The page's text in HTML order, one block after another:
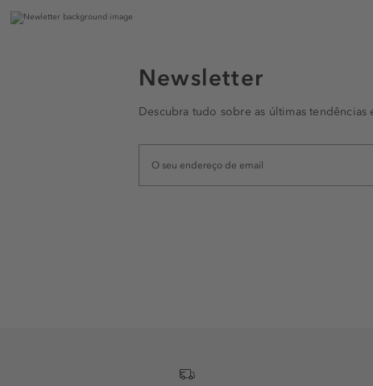
Newsletter
Descubra tudo sobre as últimas tendências